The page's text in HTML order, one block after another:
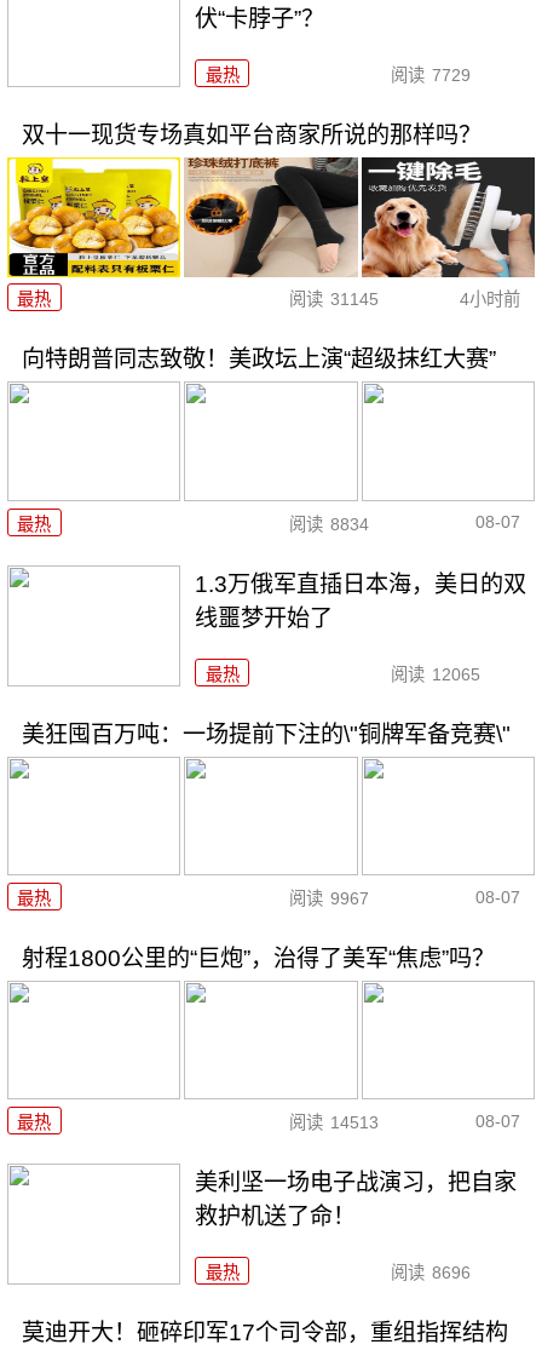
伏“卡脖子”？
最热 阅读 7729
双十一现货专场真如平台商家所说的那样吗？
最热 阅读 31145 4小时前
向特朗普同志致敬！美政坛上演“超级抹红大赛”
最热 阅读 8834 08-07
1.3万俄军直插日本海，美日的双
线噩梦开始了
最热 阅读 12065
美狂囤百万吨：一场提前下注的\"铜牌军备竞赛\"
最热 阅读 9967 08-07
射程1800公里的“巨炮”，治得了美军“焦虑”吗？
最热 阅读 14513 08-07
美利坚一场电子战演习，把自家
救护机送了命！
最热 阅读 8696
莫迪开大！砸碎印军17个司令部，重组指挥结构